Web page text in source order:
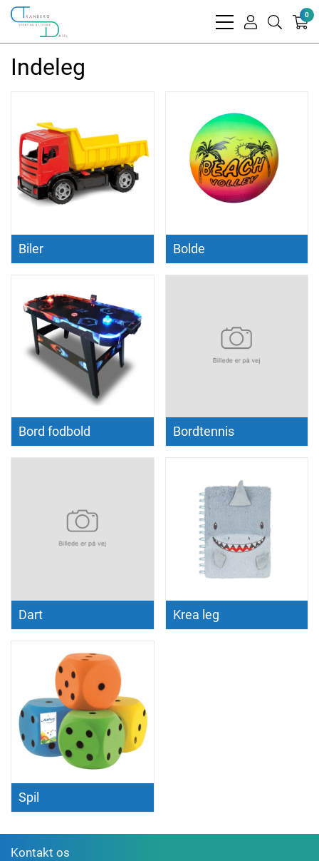
bars
user
search
0
Indeleg
Biler Bolde
Bord fodbold Bordtennis
Dart Krea leg
Spil
Kontakt os